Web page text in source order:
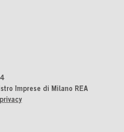
Imprese di Milano REA